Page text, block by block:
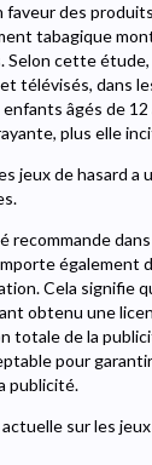
des
tabagique
cette
télévisés, dans
âgés de
plus elle
jeux de hasard a
recommande
également
Cela signifie
obtenu une
totale de la
pour
publicité.
sur les